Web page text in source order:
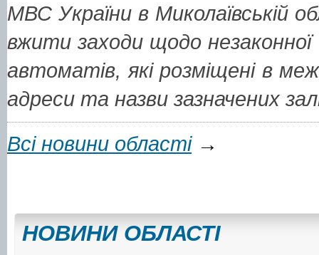
МВС України в Миколаївській
вжити заходи щодо незаконної
автоматів, які розміщені в
адреси та назви зазначених
Всі новини області→
НОВИНИ ОБЛАСТI